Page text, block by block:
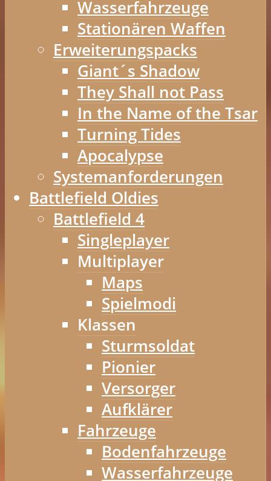
Wasserfahrzeuge
Stationären Waffen
Erweiterungspacks
Giant´s Shadow
They Shall not Pass
In the Name of the Tsar
Turning Tides
Apocalypse
Systemanforderungen
Battlefield Oldies
Battlefield 4
Singleplayer
Multiplayer
Maps
Spielmodi
Klassen
Sturmsoldat
Pionier
Versorger
Aufklärer
Fahrzeuge
Bodenfahrzeuge
Wasserfahrzeuge